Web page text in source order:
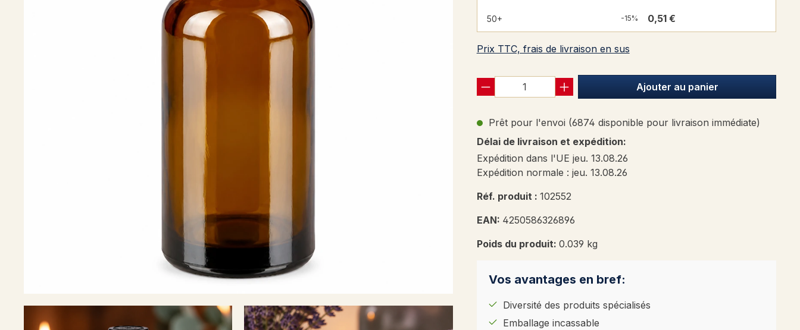
50+ -15% 0,51 €
Prix TTC, frais de livraison en sus
Ajouter au panier
Prêt pour l'envoi (6874 disponible pour livraison immédiate)
Délai de livraison et expédition:
Expédition dans l'UE jeu. 13.08.26
Expédition normale : jeu. 13.08.26
Réf. produit : 102552
EAN: 4250586326896
Poids du produit: 0.039 kg
Vos avantages en bref:
Diversité des produits spécialisés
Emballage incassable